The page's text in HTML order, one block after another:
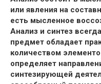
или явления на
есть мысленное
Анализ и синтез
предмет обладает
количеством
определяет
синтезирующей